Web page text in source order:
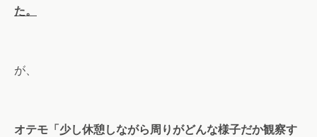
た。
が、
オテモ「少し休憩しながら周りがどんな様子だか観察す